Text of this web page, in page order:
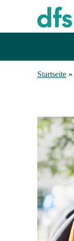
Startseite»